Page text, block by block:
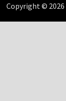
Copyright © 2026